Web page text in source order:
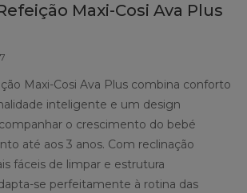
Maxi-Cosi Ava Plus
Maxi-Cosi Ava Plus combina conforto
inteligente e um design
o crescimento do bebé
até aos 3 anos. Com reclinação
fáceis de limpar e estrutura
se perfeitamente à rotina das